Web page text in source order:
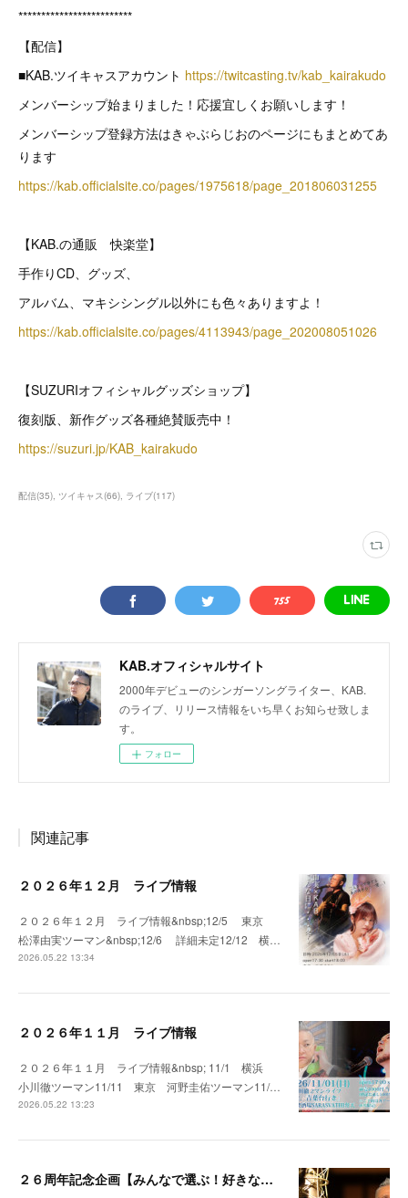
*************************
【配信】
■KAB.ツイキャスアカウント https://twitcasting.tv/kab_kairakudo
メンバーシップ始まりました！応援宜しくお願いします！
メンバーシップ登録方法はきゃぶらじおのページにもまとめてあ
ります
https://kab.officialsite.co/pages/1975618/page_201806031255
【KAB.の通販 快楽堂】
手作りCD、グッズ、
アルバム、マキシシングル以外にも色々ありますよ！
https://kab.officialsite.co/pages/4113943/page_202008051026
【SUZURIオフィシャルグッズショップ】
復刻版、新作グッズ各種絶賛販売中！
https://suzuri.jp/KAB_kairakudo
配信(35) ツイキャス(66) ライブ(117)
KAB.オフィシャルサイト
2000年デビューのシンガーソングライター、KAB.
のライブ、リリース情報をいち早くお知らせ致しま
す。
フォロー
関連記事
２０２６年１２月 ライブ情報
２０２６年１２月 ライブ情報&nbsp;12/5 東京
松澤由実ツーマン&nbsp;12/6 詳細未定12/12 横…
2026.05.22 13:34
２０２６年１１月 ライブ情報
２０２６年１１月 ライブ情報&nbsp; 11/1 横浜
小川徹ツーマン11/11 東京 河野圭佑ツーマン11/…
2026.05.22 13:23
２６周年記念企画【みんなで選ぶ！好きな歌全部歌うよ配信】